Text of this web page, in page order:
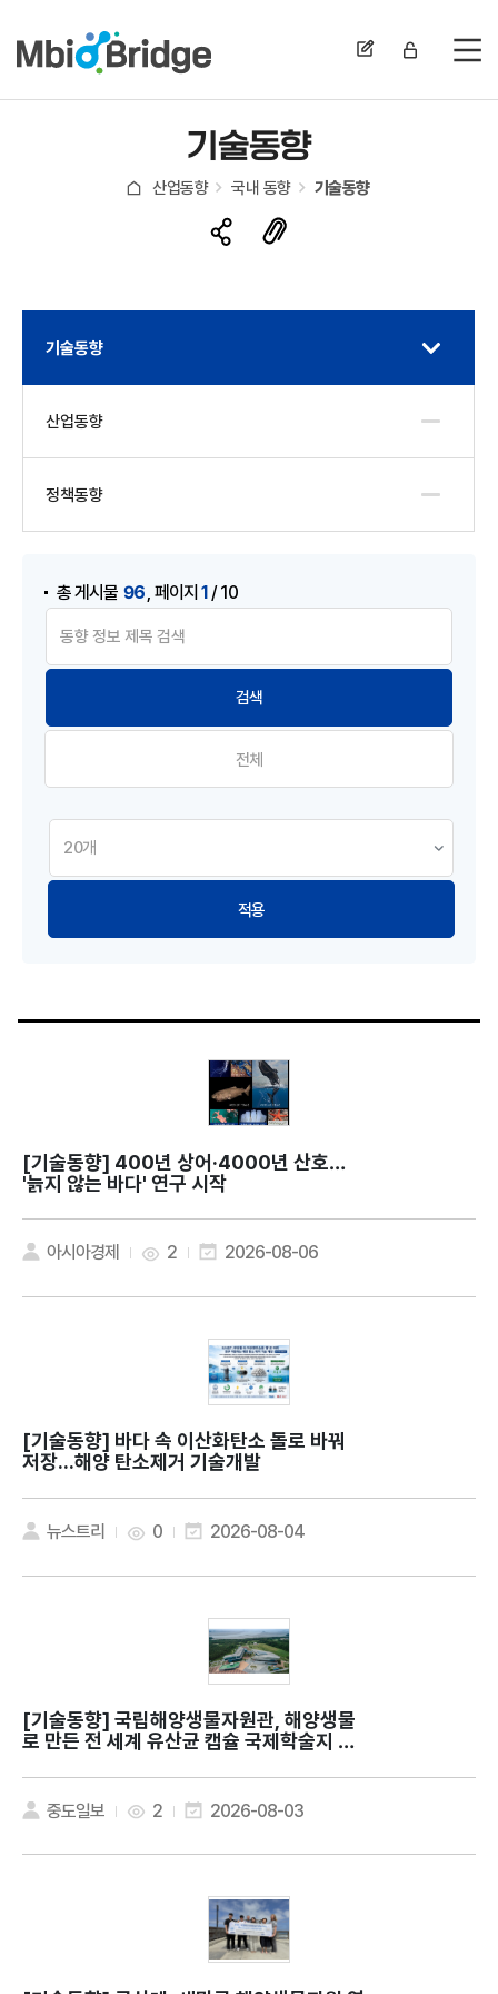
전
기술동향
산업동향 국내 동향 기술동향
기술동향
산업동향
정책동향
총 게시물 96 ,페이지1/ 10
전체
적용
[기술동향]
'늙지 않는 바다' 연구 시작
아시아경제 2 2026-08-06
[기술동향]
저장...해양 탄소제거 기술개발
뉴스트리 0 2026-08-04
[기술동향]
로 만든 전 세계 유산균 캡슐 국제학술지 발
중도일보 2 2026-08-03